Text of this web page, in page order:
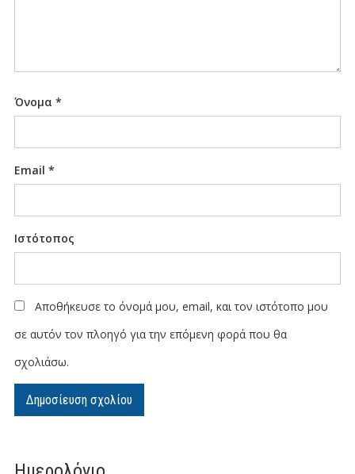
Όνομα *
Email *
Ιστότοπος
Αποθήκευσε το όνομά μου, email, και τον ιστότοπο μου
σε αυτόν τον πλοηγό για την επόμενη φορά που θα
σχολιάσω.